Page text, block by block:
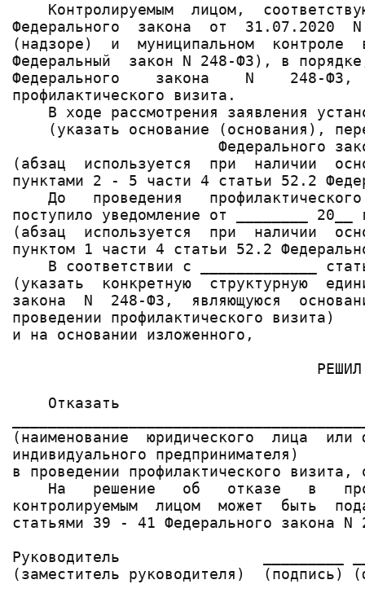
Контролируемым  лицом,
Федерального  закона  от  31.07.2020
(надзоре)  и  муниципальном
Федеральный  закон N 248-ФЗ), в
Федерального    закона    N    248-ФЗ,
профилактического визита.
В ходе рассмотрения заявления
(указать основание (основания),
Федерального
(абзац  используется  при  наличии
пунктами 2 - 5 части 4 статьи 52.2
До   проведения
поступило уведомление от ________
(абзац  используется  при  наличии
пунктом 1 части 4 статьи 52.2
В соответствии с _____________
(указать  конкретную  структурную
закона  N  248-ФЗ,  являющуюся
проведении профилактического визита)
и на основании изложенного,
    Отказать
(наименование  юридического  лица
индивидуального предпринимателя)
в проведении профилактического
На   решение   об   отказе   в
контролируемым  лицом  может  быть
статьями 39 - 41 Федерального закона N
Руководитель                _________